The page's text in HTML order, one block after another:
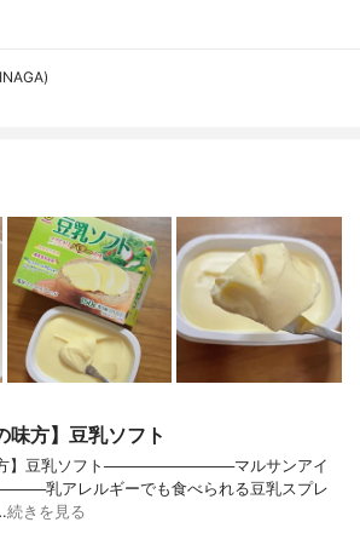
味方】豆乳ソフト
方】豆乳ソフト────────────マルサンアイ
乳アレルギーでも食べられる豆乳スプレ
続きを見る